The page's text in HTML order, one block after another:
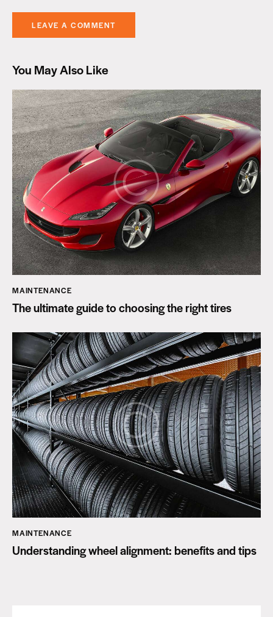
You May Also Like
MAINTENANCE
The ultimate guide to choosing the right tires
MAINTENANCE
Understanding wheel alignment: benefits and tips